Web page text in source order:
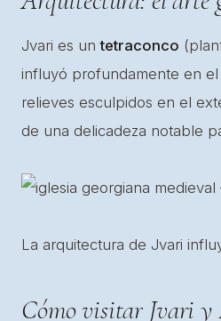
Jvari es untetraconco
influyó profundamente en
relieves esculpidos en el
de una delicadeza notable
La arquitectura de Jvari
Cómo visitar Jvari y